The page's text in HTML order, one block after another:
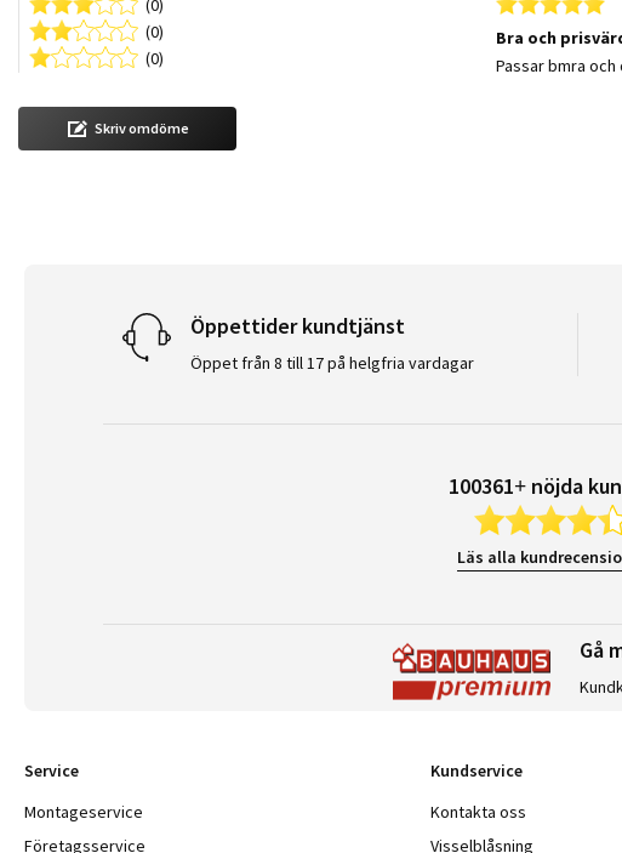
(0)
(0)
Skriv omdöme
Bra och
Review by Lars
review stating
Passar bmra
Öppettider kundtjänst
Öppet från 8 till 17 på helgfria vardagar
100361+ nöjda
Läs alla
Gå
Service
Montageservice
Företagsservice
Kundservice
Kontakta oss
Visselblåsning